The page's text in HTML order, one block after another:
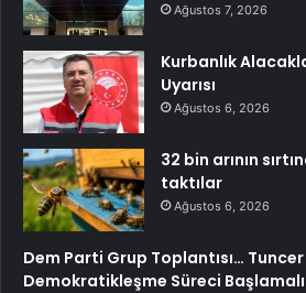
Ağustos 7, 2026
Kurbanlık
Uyarısı
Ağustos 6, 2026
32 bin arının
taktılar
Ağustos 6, 2026
Dem Parti Grup Toplantısı… Tuncer
Demokratikleşme Süreci